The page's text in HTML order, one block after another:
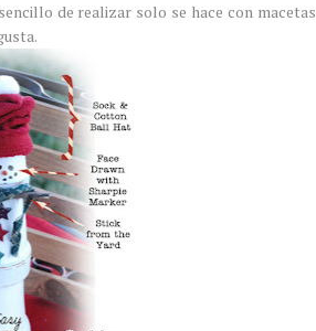
de realizar solo se hace con macetas